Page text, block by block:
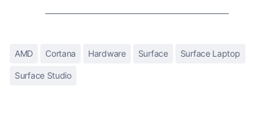
AMD Cortana Hardware Surface Surface Laptop
Surface Studio